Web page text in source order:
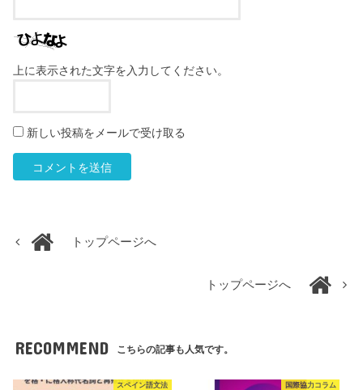
上に表示された文字を入力してください。
新しい投稿をメールで受け取る
トップページへ
トップページへ
RECOMMEND こちらの記事も人気です。
スペイン語文法 国際協力コラム